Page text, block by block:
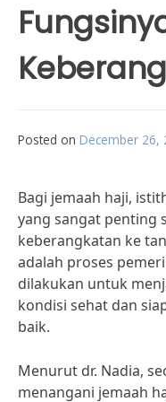
Posted on December 26,
Bagi jemaah haji,
yang sangat penting
keberangkatan ke
adalah proses
dilakukan untuk
kondisi sehat dan
baik.
Menurut dr. Nadia,
menangani jemaah